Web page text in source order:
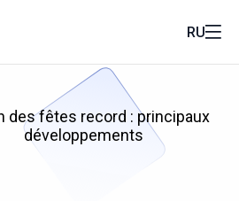
RU
des fêtes record : principaux
développements